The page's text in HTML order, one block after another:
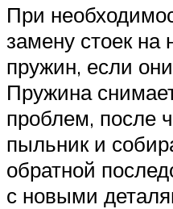
При
замену стоек на
пружин, если
Пружина
проблем, после
пыльник и
обратной
с новыми